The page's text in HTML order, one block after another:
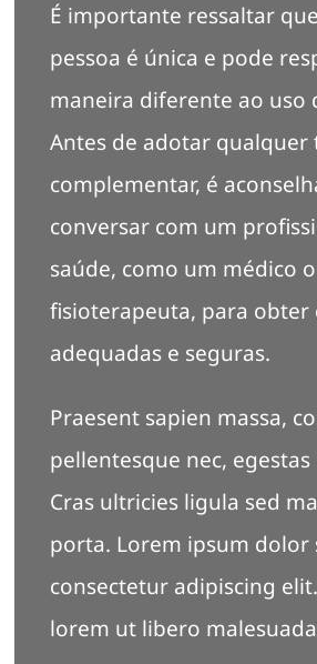
É importante ressaltar
pessoa é única e pode
maneira diferente ao uso
Antes de adotar
complementar, é
conversar com um
saúde, como um médico
fisioterapeuta, para obter
adequadas e seguras.
Praesent sapien massa,
pellentesque nec,
Cras ultricies ligula sed
porta. Lorem ipsum dolor
consectetur adipiscing
lorem ut libero